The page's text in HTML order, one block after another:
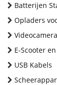
Batterijen
Opladers
E-Scooter
USB Kabels